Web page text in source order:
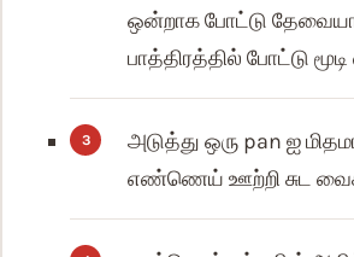
ஒன்றாக போட்டு
பாத்திரத்தில் போட்டு
அடுத்து ஒரு pan ஐ
எண்ணெய் ஊற்றி சுட